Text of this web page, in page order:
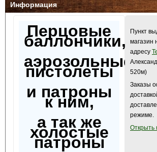
Информация
Перцовые
баллончики,
аэрозольные
пистолеты
и патроны
к ним,
а так же
холостые
патроны
Пункт
магазин
адресу
520м)
Заказы
режиме.
Открыть